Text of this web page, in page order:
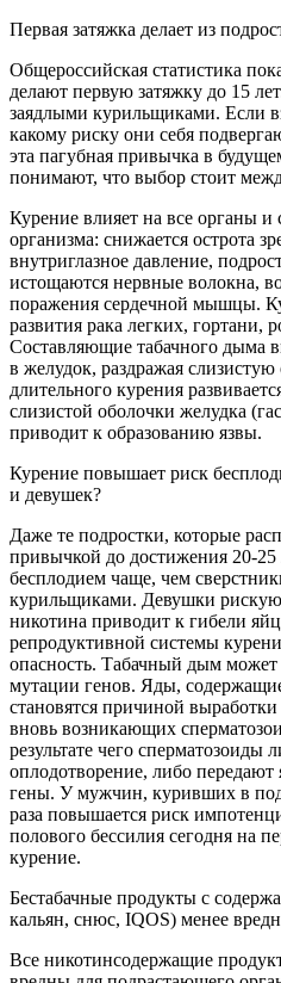
Первая затяжка делает из
Общероссийская статистика
делают первую затяжку до 15
заядлыми курильщиками. Если
какому риску они себя
эта пагубная привычка в
понимают, что выбор стоит
Курение влияет на все органы
организма: снижается острота
внутриглазное давление,
истощаются нервные волокна,
поражения сердечной мышцы.
развития рака легких, гортани,
Составляющие табачного дыма
в желудок, раздражая слизистую
длительного курения
слизистой оболочки желудка
приводит к образованию язвы.
Курение повышает риск
и девушек?
Даже те подростки, которые
привычкой до достижения 20-25
бесплодием чаще, чем
курильщиками. Девушки
никотина приводит к гибели
репродуктивной системы
опасность. Табачный дым
мутации генов. Яды,
становятся причиной
вновь возникающих
результате чего сперматозоиды
оплодотворение, либо
гены. У мужчин, куривших в
раза повышается риск
полового бессилия сегодня на
курение.
Бестабачные продукты с
кальян, снюс, IQOS) менее
Все никотинсодержащие